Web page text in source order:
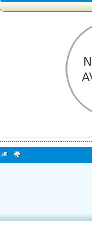
راه برای مستقل‌ها باز است